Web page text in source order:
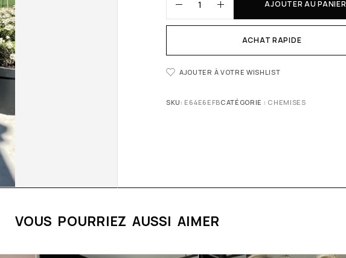
AJOUTER AU PANIER
ACHAT RAPIDE
AJOUTER À VOTRE WISHLIST
SKU: E64E6EFBCATÉGORIE : CHEMISES
VOUS POURRIEZ AUSSI AIMER